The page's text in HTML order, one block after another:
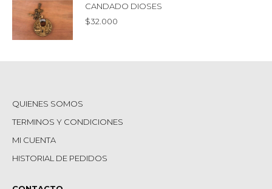
CANDADO DIOSES
$32.000
QUIENES SOMOS
TERMINOS Y CONDICIONES
MI CUENTA
HISTORIAL DE PEDIDOS